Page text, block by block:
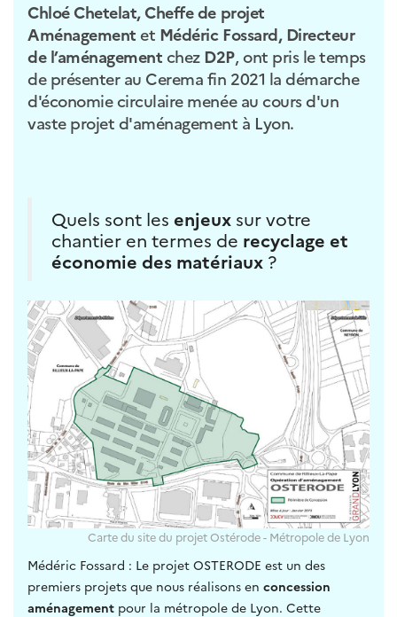
Chloé Chetelat, Cheffe de projet
Aménagement et Médéric Fossard, Directeur
de l’aménagement chez D2P, ont pris le temps
de présenter au Cerema fin 2021 la démarche
d'économie circulaire menée au cours d'un
vaste projet d'aménagement à Lyon.
Quels sont les enjeux sur votre
chantier en termes de recyclage et
économie des matériaux ?
Carte du site du projet Ostérode - Métropole de Lyon
Médéric Fossard : Le projet OSTERODE est un des
premiers projets que nous réalisons en concession
aménagement pour la métropole de Lyon. Cette